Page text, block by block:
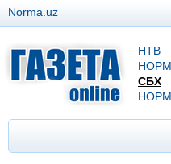
Norma.uz
НТВ
СБХ